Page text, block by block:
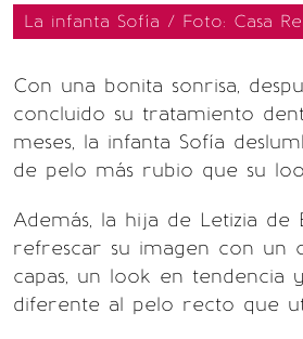
La infanta Sofía / Foto: Casa
Con una bonita sonrisa,
concluido su tratamiento
meses, la infanta Sofía
de pelo más rubio que su
Además, la hija de Letizia de
refrescar su imagen con un
capas, un look en tendencia
diferente al pelo recto que